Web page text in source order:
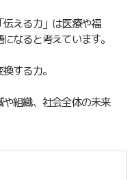
える力」は医療や福
なると考えています。
する力。
組織、社会全体の未来